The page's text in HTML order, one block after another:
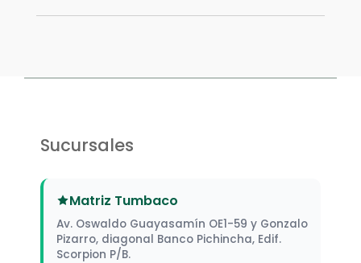
Sucursales
Matriz Tumbaco
Av. Oswaldo Guayasamín OE1-59 y Gonzalo
Pizarro, diagonal Banco Pichincha, Edif.
Scorpion P/B.